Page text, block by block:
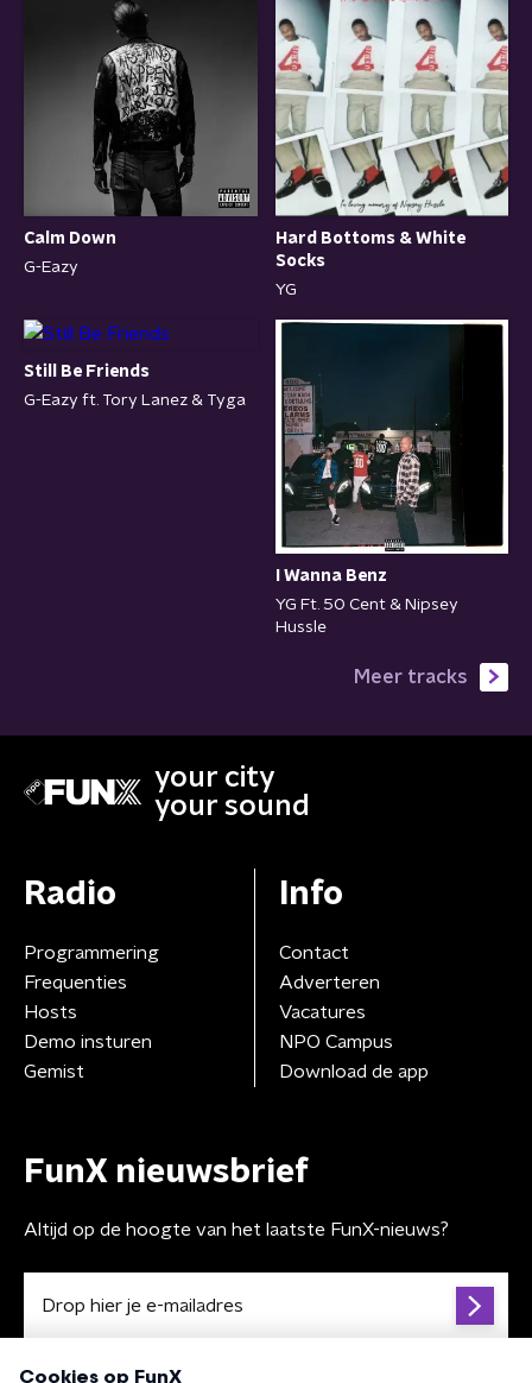
Calm Down
G-Eazy
Hard Bottoms & White
Socks
YG
Still Be Friends
G-Eazy ft. Tory Lanez & Tyga
I Wanna Benz
YG Ft. 50 Cent & Nipsey
Hussle
Meer tracks
your city
your sound
Radio
Programmering
Frequenties
Hosts
Demo insturen
Gemist
Info
Contact
Adverteren
Vacatures
NPO Campus
Download de app
FunX nieuwsbrief
Altijd op de hoogte van het laatste FunX-nieuws?